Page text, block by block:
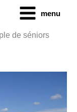
menu
de séniors